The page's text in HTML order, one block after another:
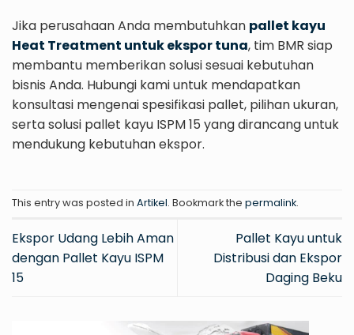
Jika perusahaan Anda membutuhkan pallet kayu
Heat Treatment untuk ekspor tuna, tim BMR siap
membantu memberikan solusi sesuai kebutuhan
bisnis Anda. Hubungi kami untuk mendapatkan
konsultasi mengenai spesifikasi pallet, pilihan ukuran,
serta solusi pallet kayu ISPM 15 yang dirancang untuk
mendukung kebutuhan ekspor.
This entry was posted in Artikel. Bookmark the permalink.
Ekspor Udang Lebih Aman
dengan Pallet Kayu ISPM
15
Pallet Kayu untuk
Distribusi dan Ekspor
Daging Beku